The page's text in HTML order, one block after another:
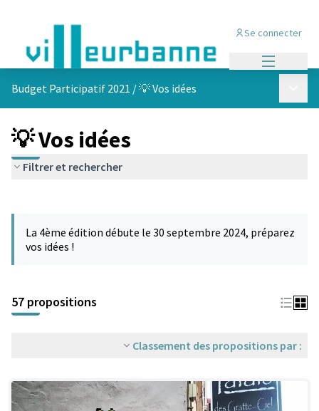
Se connecter
Budget Participatif 2021 /💡 Vos idées
💡 Vos idées
Filtrer et rechercher
La 4ème édition débute le 30 septembre 2024, préparez
vos idées !
57 propositions
Classement des propositions par :